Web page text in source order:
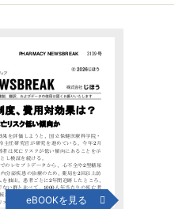
eBOOKを見る